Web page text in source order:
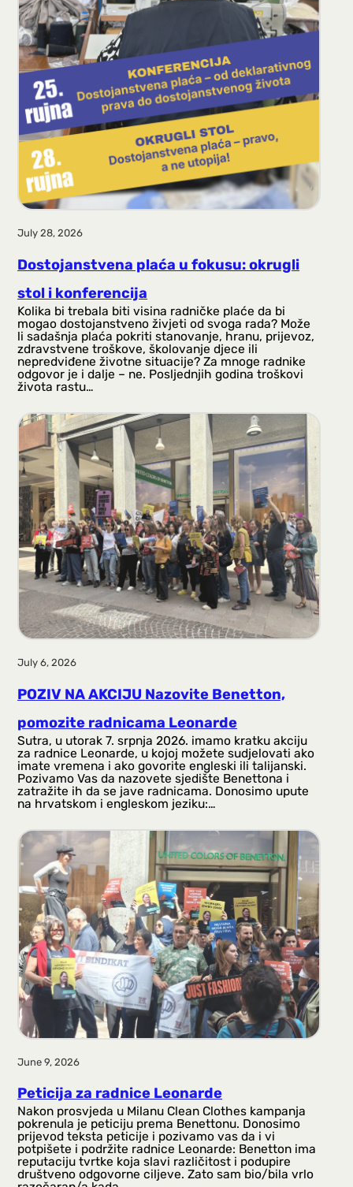
July 28, 2026
Dostojanstvena plaća u fokusu: okrugli
stol i konferencija
Kolika bi trebala biti visina radničke plaće da bi
mogao dostojanstveno živjeti od svoga rada? Može
li sadašnja plaća pokriti stanovanje, hranu, prijevoz,
zdravstvene troškove, školovanje djece ili
nepredviđene životne situacije? Za mnoge radnike
odgovor je i dalje – ne. Posljednjih godina troškovi
života rastu…
July 6, 2026
POZIV NA AKCIJU Nazovite Benetton,
pomozite radnicama Leonarde
Sutra, u utorak 7. srpnja 2026. imamo kratku akciju
za radnice Leonarde, u kojoj možete sudjelovati ako
imate vremena i ako govorite engleski ili talijanski.
Pozivamo Vas da nazovete sjedište Benettona i
zatražite ih da se jave radnicama. Donosimo upute
na hrvatskom i engleskom jeziku:…
June 9, 2026
Peticija za radnice Leonarde
Nakon prosvjeda u Milanu Clean Clothes kampanja
pokrenula je peticiju prema Benettonu. Donosimo
prijevod teksta peticije i pozivamo vas da i vi
potpišete i podržite radnice Leonarde: Benetton ima
reputaciju tvrtke koja slavi različitost i podupire
društveno odgovorne ciljeve. Zato sam bio/bila vrlo